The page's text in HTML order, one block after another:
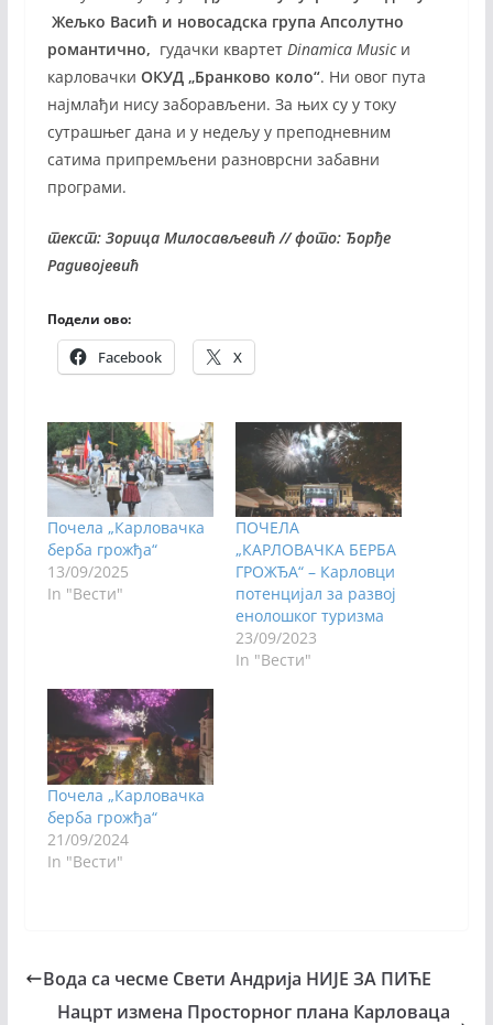
Жељко Васић и новосадска група Апсолутно
романтично, гудачки квартет Dinamica Musicи
карловачки ОКУД „Бранково коло“. Ни овог пута
најмлађи нису заборављени. За њих су у току
сутрашњег дана и у недељу у преподневним
сатима припремљени разноврсни забавни
програми.
текст: Зорица Милосављевић // фото: Ђорђе
Радивојевић
Подели ово:
Facebook X
Почела „Карловачка
берба грожђа“
13/09/2025
In "Вести"
ПОЧЕЛА
„КАРЛОВАЧКА БЕРБА
ГРОЖЂА“ – Карловци
потенцијал за развој
енолошког туризма
23/09/2023
In "Вести"
Почела „Карловачка
берба грожђа“
21/09/2024
In "Вести"
Вода са чесме Свети Андрија НИЈЕ ЗА ПИЋЕ
Нацрт измена Просторног плана Карловаца